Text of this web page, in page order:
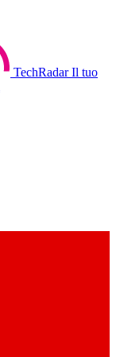
TechRadar Il tuo